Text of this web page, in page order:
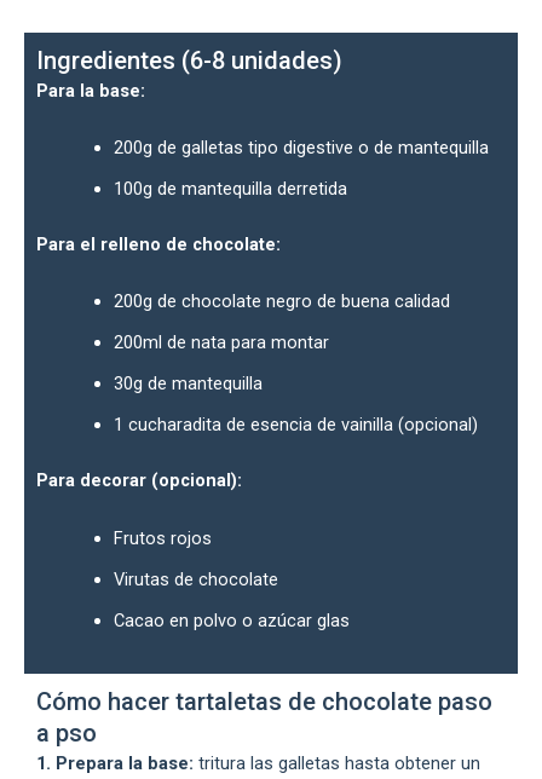
Ingredientes (6-8 unidades)
Para la base:
200g de galletas tipo digestive o de mantequilla
100g de mantequilla derretida
Para el relleno de chocolate:
200g de chocolate negro de buena calidad
200ml de nata para montar
30g de mantequilla
1 cucharadita de esencia de vainilla (opcional)
Para decorar (opcional):
Frutos rojos
Virutas de chocolate
Cacao en polvo o azúcar glas
Cómo hacer tartaletas de chocolate paso
a pso
1. Prepara la base: tritura las galletas hasta obtener un